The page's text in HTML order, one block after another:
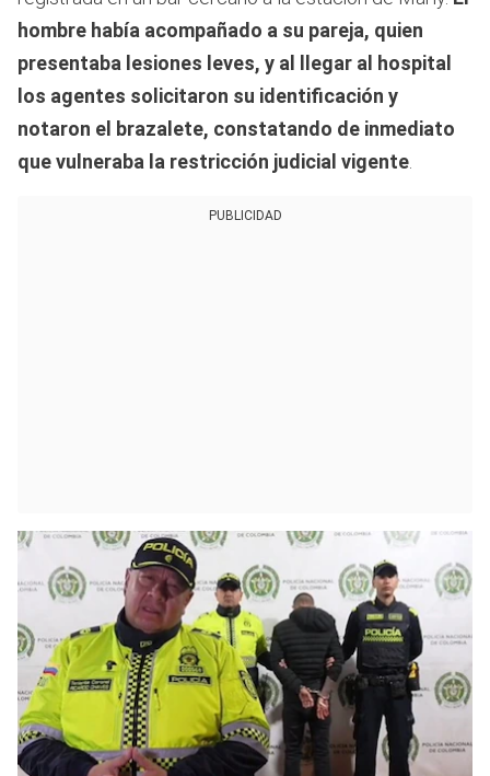
hombre había acompañado a su pareja, quien
presentaba lesiones leves, y al llegar al hospital
los agentes solicitaron su identificación y
notaron el brazalete, constatando de inmediato
que vulneraba la restricción judicial vigente
PUBLICIDAD